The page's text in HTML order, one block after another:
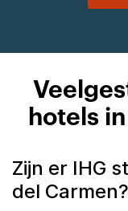
hotels
Zijn er IHG
del Carmen?